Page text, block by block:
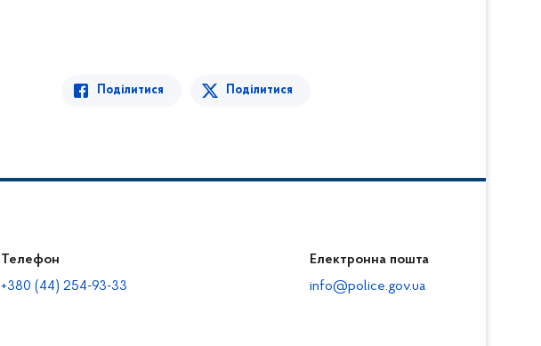
Поділитися Поділитися
Телефон
+380 (44) 254-93-33
Електронна пошта
info@police.gov.ua